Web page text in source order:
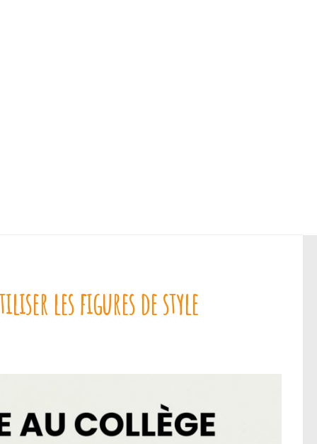
les figures de style